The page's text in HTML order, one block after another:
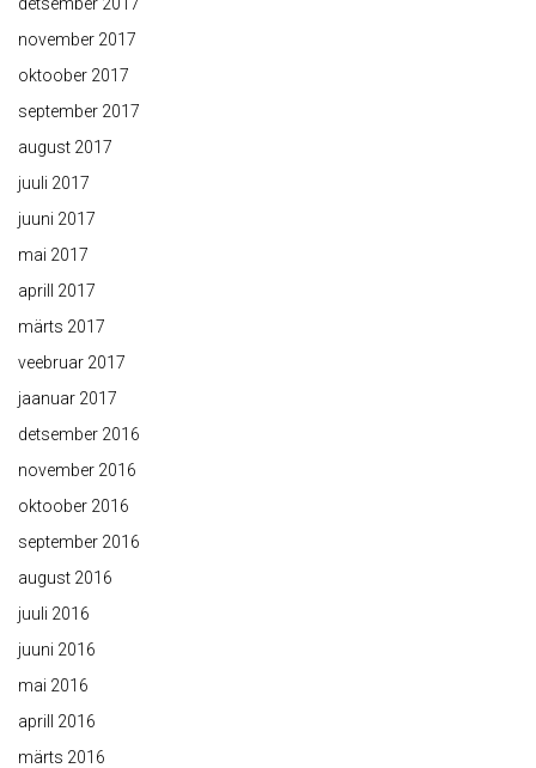
november 2017
oktoober 2017
september 2017
august 2017
juuli 2017
juuni 2017
mai 2017
aprill 2017
märts 2017
veebruar 2017
jaanuar 2017
detsember 2016
november 2016
oktoober 2016
september 2016
august 2016
juuli 2016
juuni 2016
mai 2016
aprill 2016
märts 2016